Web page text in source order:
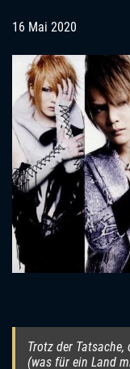
16 Mai 2020
Trotz der
(was für ein Land